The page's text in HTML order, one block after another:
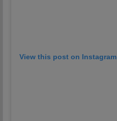
View this post on Instagram